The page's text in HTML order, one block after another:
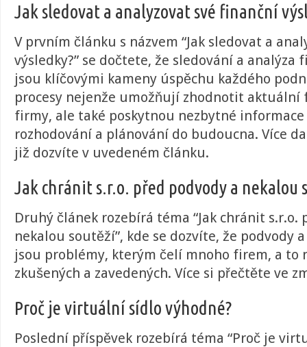
Jak sledovat a analyzovat své finanční
V prvním článku s názvem “Jak sledovat a
výsledky?” se dočtete, že sledování a analýza
jsou klíčovými kameny úspěchu každého
procesy nejenže umožňují zhodnotit aktuální
firmy, ale také poskytnou nezbytné
rozhodování a plánování do budoucna. Více
již dozvíte v uvedeném článku.
Jak chránit s.r.o. před podvody a nekalou
Druhý článek rozebírá téma “Jak chránit s.r.o.
nekalou soutěží”, kde se dozvíte, že podvody
jsou problémy, kterým čelí mnoho firem, a to
zkušených a zavedených. Více si přečtěte ve
Proč je virtuální sídlo výhodné?
Poslední příspěvek rozebírá téma “Proč je